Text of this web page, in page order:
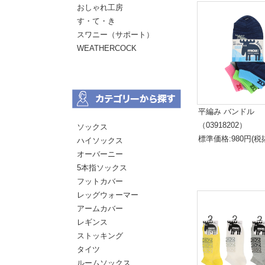
おしゃれ工房
す・て・き
スワニー（サポート）
WEATHERCOCK
ソックス
ハイソックス
オーバーニー
5本指ソックス
フットカバー
レッグウォーマー
アームカバー
レギンス
ストッキング
タイツ
ルームソックス
平編み バンドル
（03918202）
標準価格:980円(税